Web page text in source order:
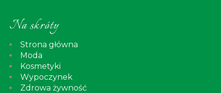
Na skróty
Strona główna
Moda
Kosmetyki
Wypoczynek
Zdrowa żywność